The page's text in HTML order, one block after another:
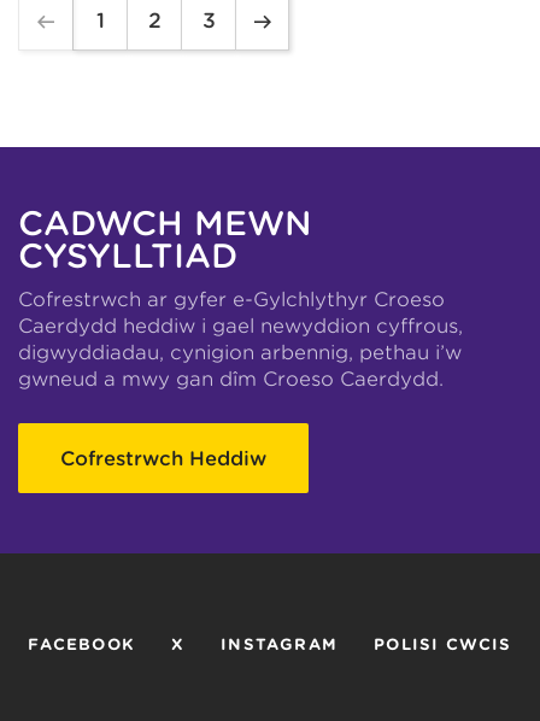
1 2 3
CADWCH MEWN
CYSYLLTIAD
Cofrestrwch ar gyfer e-Gylchlythyr Croeso
Caerdydd heddiw i gael newyddion cyffrous,
digwyddiadau, cynigion arbennig, pethau i’w
gwneud a mwy gan dîm Croeso Caerdydd.
Cofrestrwch Heddiw
FACEBOOK X INSTAGRAM POLISI CWCIS